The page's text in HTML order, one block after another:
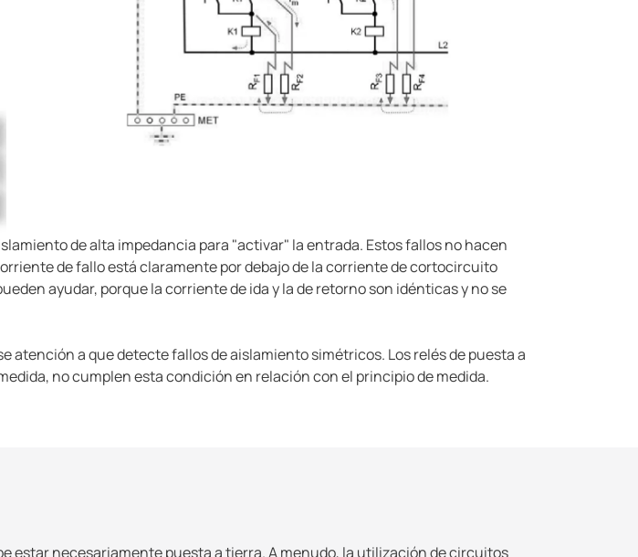
de alta impedancia para "activar" la entrada. Estos fallos no hacen
de fallo está claramente por debajo de la corriente de cortocircuito
ayudar, porque la corriente de ida y la de retorno son idénticas y no se
a que detecte fallos de aislamiento simétricos. Los relés de puesta a
no cumplen esta condición en relación con el principio de medida.
estar necesariamente puesta a tierra. A menudo, la utilización de circuitos